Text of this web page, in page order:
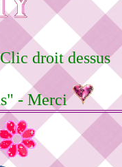
droit dessus
- Merci